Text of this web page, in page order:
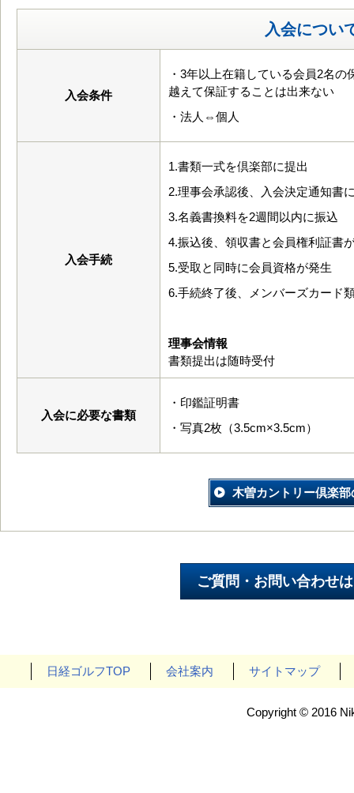
入会につい
入会条件
・3年以上在籍している会員2名
越えて保証することは出来ない
・法人⇔個人
入会手続
1.書類一式を倶楽部に提出
2.理事会承認後、入会決定通知書
3.名義書換料を2週間以内に振込
4.振込後、領収書と会員権利証書
5.受取と同時に会員資格が発生
6.手続終了後、メンバーズカード
理事会情報
書類提出は随時受付
入会に必要な書類
・印鑑証明書
・写真2枚（3.5cm×3.5cm）
木曽カントリー倶楽
日経ゴルフTOP 会社案内 サイトマップ
Copyright © 2016